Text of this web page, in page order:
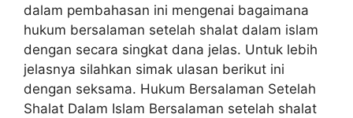
dalam pembahasan ini mengenai bagaimana
hukum bersalaman setelah shalat dalam islam
dengan secara singkat dana jelas. Untuk lebih
jelasnya silahkan simak ulasan berikut ini
dengan seksama. Hukum Bersalaman Setelah
Shalat Dalam Islam Bersalaman setelah shalat